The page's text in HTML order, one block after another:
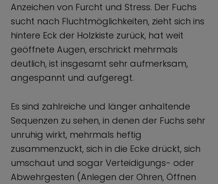
Anzeichen von Furcht und Stress. Der Fuchs
sucht nach Fluchtmöglichkeiten, zieht sich ins
hintere Eck der Holzkiste zurück, hat weit
geöffnete Augen, erschrickt mehrmals
deutlich, ist insgesamt sehr aufmerksam,
angespannt und aufgeregt.
Es sind zahlreiche und länger anhaltende
Sequenzen zu sehen, in denen der Fuchs sehr
unruhig wirkt, mehrmals heftig
zusammenzuckt, sich in die Ecke drückt, sich
umschaut und sogar Verteidigungs- oder
Abwehrgesten (Anlegen der Ohren, Öffnen